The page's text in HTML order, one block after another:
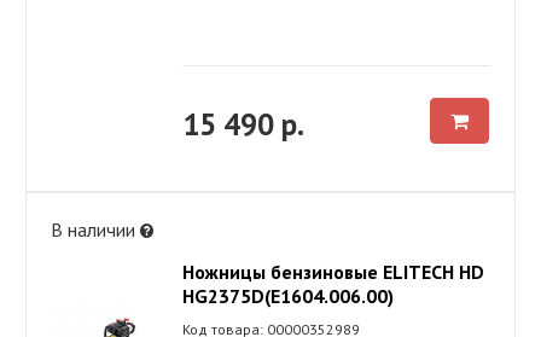
15 490 р.
В наличии
Ножницы бензиновые ELITECH HD
HG2375D(Е1604.006.00)
Код товара: 00000352989